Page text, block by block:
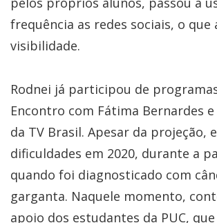
frequência as redes sociais, o que
visibilidade.
Rodnei já participou de
Encontro com Fátima Bernardes e
da TV Brasil. Apesar da projeção,
dificuldades em 2020, durante a
quando foi diagnosticado com
garganta. Naquele momento,
apoio dos estudantes da PUC,